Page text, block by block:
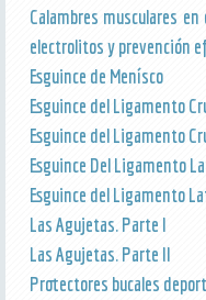
Calambres musculares
electrolitos y prevención
Esguince de Menísco
Esguince del Ligamento
Esguince del Ligamento
Esguince Del Ligamento
Esguince del Ligamento
Las Agujetas. Parte I
Las Agujetas. Parte II
Protectores bucales